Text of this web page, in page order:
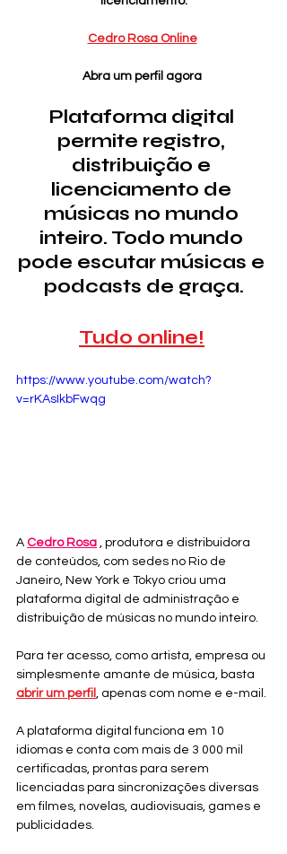
Cedro Rosa Online
Abra um perfil agora
Plataforma digital
permite registro,
distribuição e
licenciamento de
músicas no mundo
inteiro. Todo mundo
pode escutar músicas e
podcasts de graça.
Tudo online!
https://www.youtube.com/watch?
v=rKAsIkbFwqg
A Cedro Rosa , produtora e distribuidora
de conteúdos, com sedes no Rio de
Janeiro, New York e Tokyo criou uma
plataforma digital de administração e
distribuição de músicas no mundo inteiro.
Para ter acesso, como artista, empresa ou
simplesmente amante de música, basta
abrir um perfil
, apenas com nome e e-mail.
A plataforma digital funciona em 10
idiomas e conta com mais de 3 000 mil
certificadas, prontas para serem
licenciadas para sincronizações diversas
em filmes, novelas, audiovisuais, games e
publicidades.